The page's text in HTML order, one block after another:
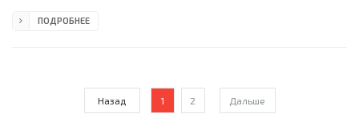
ПОДРОБНЕЕ
Назад 1 2 Дальше